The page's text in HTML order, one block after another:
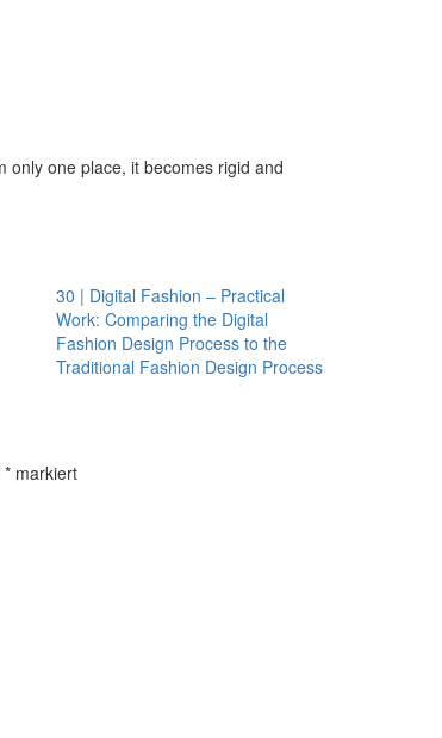
only one place, it becomes rigid and
30 | Digital Fashion – Practical
Work: Comparing the Digital
Fashion Design Process to the
Traditional Fashion Design Process
* markiert